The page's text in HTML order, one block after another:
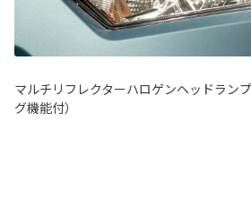
マルチリフレクターハロゲンヘッドラン
グ機能付）